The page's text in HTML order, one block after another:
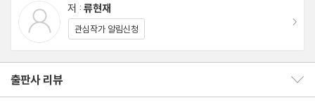
저 : 류현재
관심작가 알림신청
출판사 리뷰